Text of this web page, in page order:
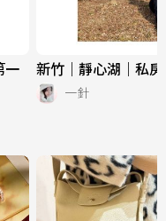
一
新竹｜靜心湖｜私
一針